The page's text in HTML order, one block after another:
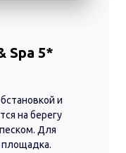
и
на берегу
Для
площадка.
Spa 5*